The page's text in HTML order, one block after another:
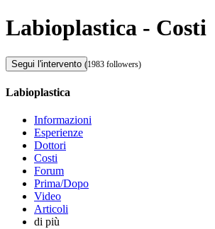
Labioplastica - Costi
Segui l'intervento (1983 followers)
Labioplastica
Informazioni
Esperienze
Dottori
Costi
Forum
Prima/Dopo
Video
Articoli
di più